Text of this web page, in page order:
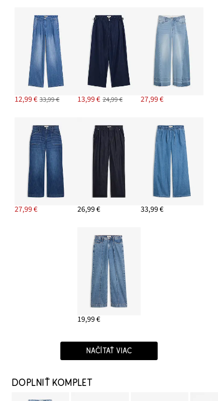
PRIDAŤ DO KOŠÍKA
12,99 € 33,99 € 13,99 € 24,99 € 27,99 €
27,99 € 26,99 € 33,99 €
19,99 €
NAČÍTAŤ VIAC
DOPLNIŤ KOMPLET